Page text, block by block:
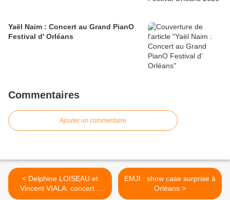
Yaël Naim : Concert au Grand PianO
Festival d' Orléans
Commentaires
Ajouter un commentaire
< Delphine LOISEAU et
Vincent VIALA: concert à
Ormes
EMJI : show case surprise à
Orléans >